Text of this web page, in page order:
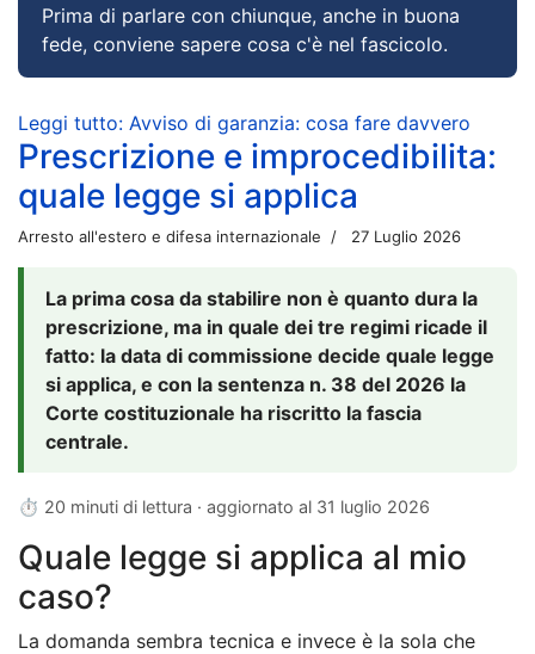
Prima di parlare con chiunque, anche in buona
fede, conviene sapere cosa c'è nel fascicolo.
Leggi tutto: Avviso di garanzia: cosa fare davvero
Prescrizione e improcedibilita:
quale legge si applica
Arresto all'estero e difesa internazionale 27 Luglio 2026
La prima cosa da stabilire non è quanto dura la
prescrizione, ma in quale dei tre regimi ricade il
fatto: la data di commissione decide quale legge
si applica, e con la sentenza n. 38 del 2026 la
Corte costituzionale ha riscritto la fascia
centrale.
⏱ 20 minuti di lettura · aggiornato al 31 luglio 2026
Quale legge si applica al mio
caso?
La domanda sembra tecnica e invece è la sola che